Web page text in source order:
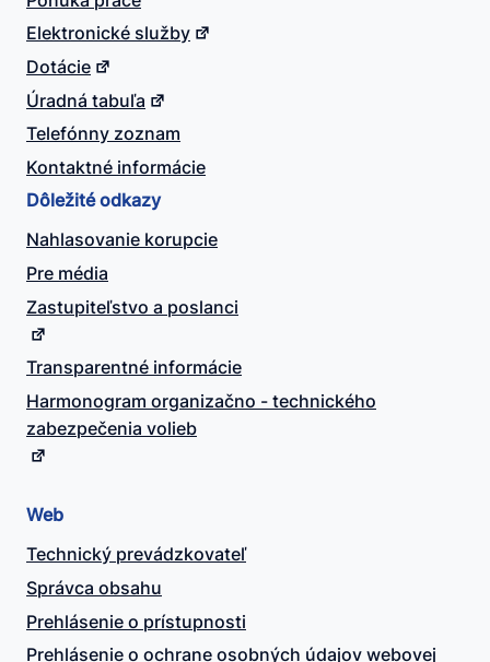
Elektronické služby
Dotácie
Úradná tabuľa
Telefónny zoznam
Kontaktné informácie
Dôležité odkazy
Nahlasovanie korupcie
Pre média
Zastupiteľstvo a poslanci
Transparentné informácie
Harmonogram organizačno - technického
zabezpečenia volieb
Web
Technický prevádzkovateľ
Správca obsahu
Prehlásenie o prístupnosti
Prehlásenie o ochrane osobných údajov webovej